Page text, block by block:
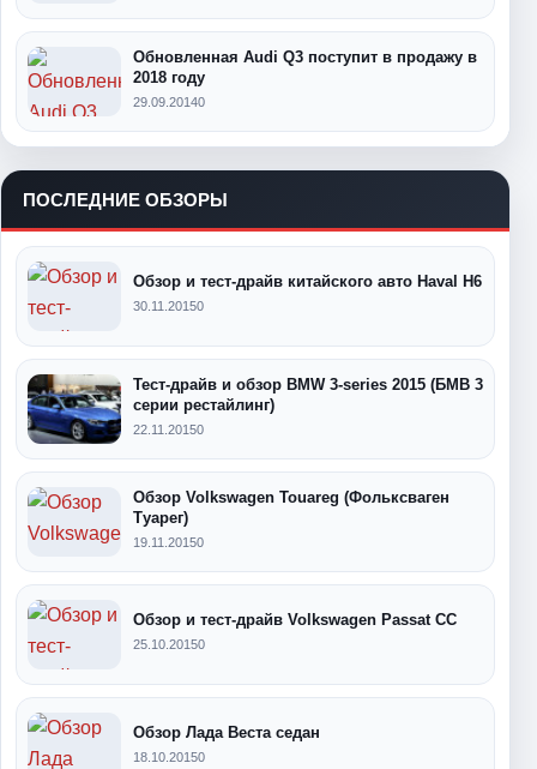
Обновленная Audi Q3 поступит в продажу в
2018 году
29.09.20140
ПОСЛЕДНИЕ ОБЗОРЫ
Обзор и тест-драйв китайского авто Haval H6
30.11.20150
Тест-драйв и обзор BMW 3-series 2015 (БМВ 3
серии рестайлинг)
22.11.20150
Обзор Volkswagen Touareg (Фольксваген
Туарег)
19.11.20150
Обзор и тест-драйв Volkswagen Passat CC
25.10.20150
Обзор Лада Веста седан
18.10.20150